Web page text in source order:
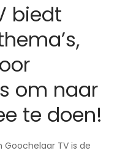
biedt
om naar
te doen!
TV is de